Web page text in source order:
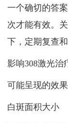
一个确切的答
次才能有效。
下，定期复查
影响308激光治
可能呈现的效果
白斑面积大小